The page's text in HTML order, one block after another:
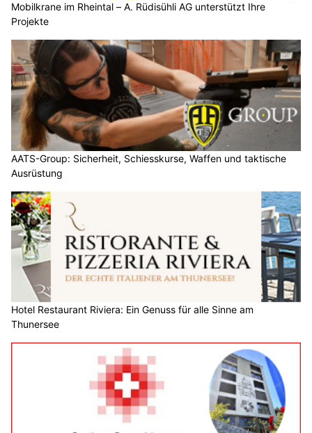
Mobilkrane im Rheintal – A. Rüdisühli AG unterstützt Ihre
Projekte
AATS-Group: Sicherheit, Schiesskurse, Waffen und taktische
Ausrüstung
Hotel Restaurant Riviera: Ein Genuss für alle Sinne am
Thunersee